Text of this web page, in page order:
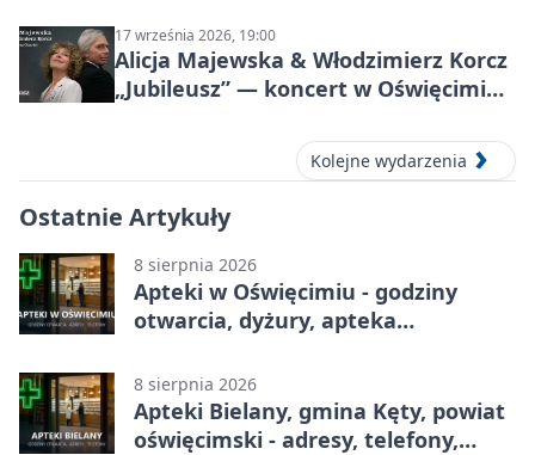
17 września 2026, 19:00
Alicja Majewska & Włodzimierz Korcz
„Jubileusz” — koncert w Oświęcimiu,
Kolejne wydarzenia
Ostatnie Artykuły
8 sierpnia 2026
Apteki w Oświęcimiu - godziny
otwarcia, dyżury, apteka
8 sierpnia 2026
Apteki Bielany, gmina Kęty, powiat
oświęcimski - adresy, telefony,